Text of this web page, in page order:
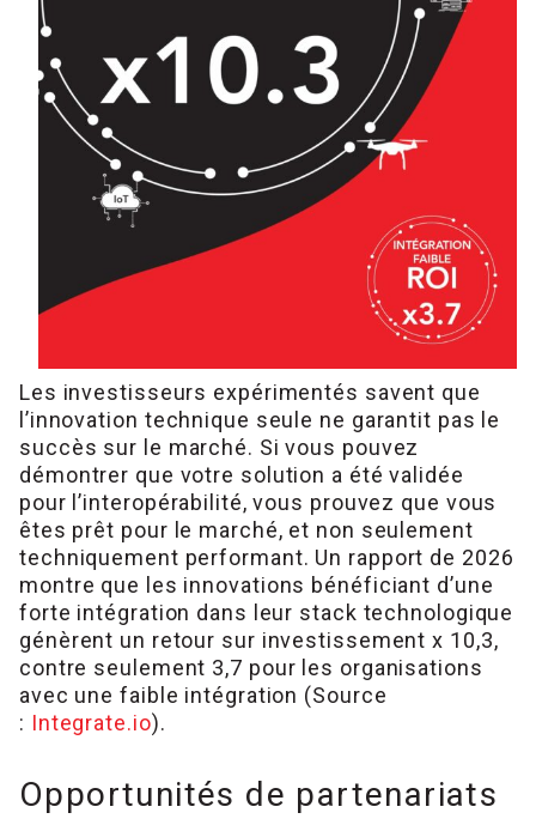
Les investisseurs expérimentés savent que
l’innovation technique seule ne garantit pas le
succès sur le marché. Si vous pouvez
démontrer que votre solution a été validée
pour l’interopérabilité, vous prouvez que vous
êtes prêt pour le marché, et non seulement
techniquement performant. Un rapport de 2026
montre que les innovations bénéficiant d’une
forte intégration dans leur stack technologique
génèrent un retour sur investissement x 10,3,
contre seulement 3,7 pour les organisations
avec une faible intégration (Source
: Integrate.io).
Opportunités de partenariats